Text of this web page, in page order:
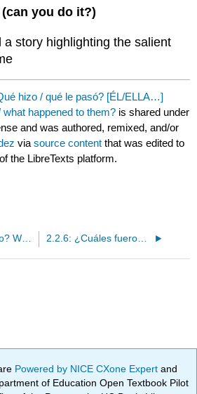
you do it?)
a story highlighting the salient
hizo / qué le pasó? [ÉL/ELLA…]
happened to them? is shared under
and was authored, remixed, and/or
viasource content that was edited to
the LibreTexts platform.
2.2.4: ¿Qué Hizo? What did someone else do? ELLA/ÉL... 2.2.6: ¿Cuáles fueron los momentos favoritos del año y los más felices de la vida?
Powered by NICE CXone Expertand
of Education Open Textbook Pilot